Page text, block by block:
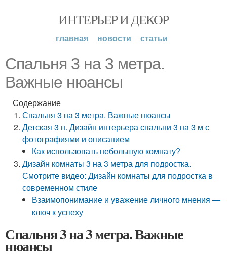
ИНТЕРЬЕР И ДЕКОР
главная новости статьи
Спальня 3 на 3 метра.
Важные нюансы
Содержание
Спальня 3 на 3 метра. Важные нюансы
Детская 3 н. Дизайн интерьера спальни 3 на 3 м с
фотографиями и описанием
Как использовать небольшую комнату?
Дизайн комнаты 3 на 3 метра для подростка.
Смотрите видео: Дизайн комнаты для подростка в
современном стиле
Взаимопонимание и уважение личного мнения —
ключ к успеху
Спальня 3 на 3 метра. Важные
нюансы